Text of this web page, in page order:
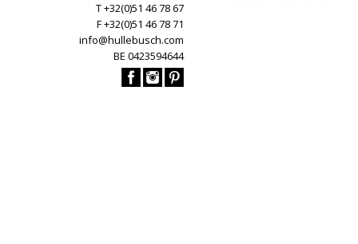
T +32(0)51 46 78 67
F +32(0)51 46 78 71
info@hullebusch.com
BE 0423594644